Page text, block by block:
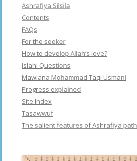
Ashrafiya Silsila
Contents
FAQs
For the seeker
How to develop Allah’s love?
Islahi Questions
Mawlana Mohammad Taqi Usmani
Progress explained
Site Index
Tasawwuf
The salient features of Ashrafiya path